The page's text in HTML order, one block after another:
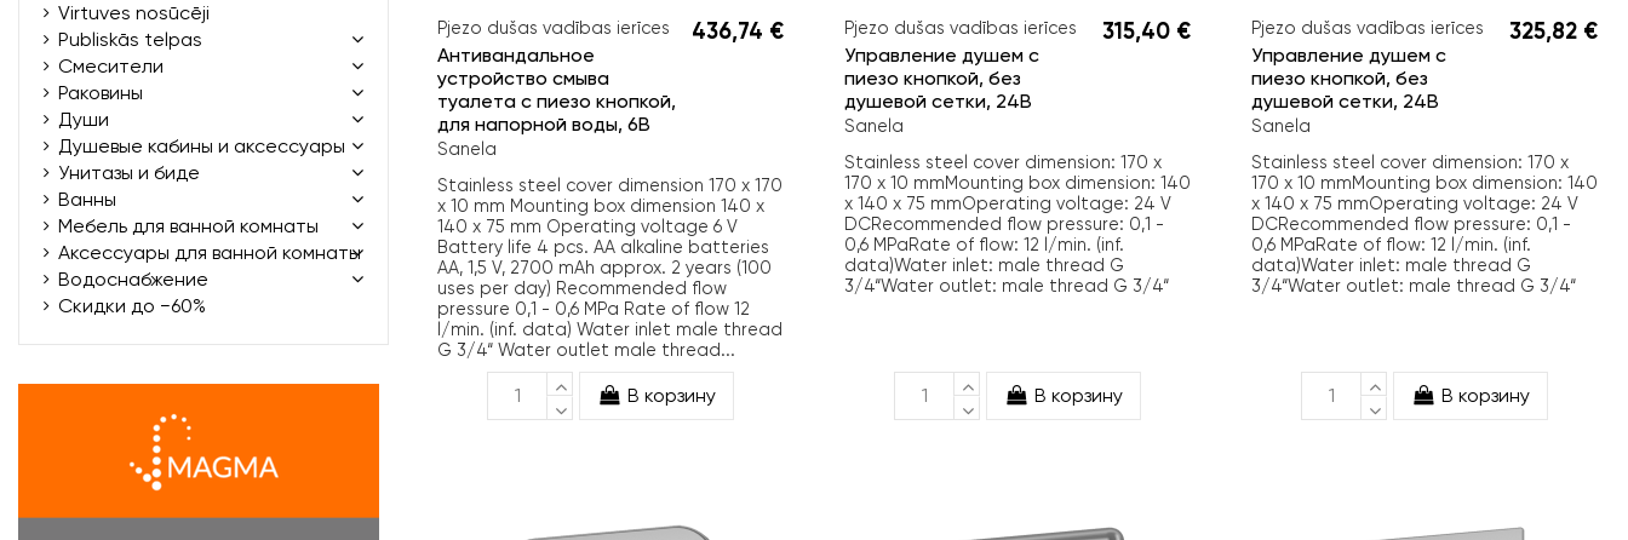
Pjezo dušas vadības ierīces
Антивандальное
устройство смыва
туалета с пиезо кнопкой,
для напорной воды, 6B
Sanela
436,74 €
Stainless steel cover dimension 170 x 170
x 10 mm Mounting box dimension 140 x
140 x 75 mm Operating voltage 6 V
Battery life 4 pcs. AA alkaline batteries
AA, 1,5 V, 2700 mAh approx. 2 years (100
uses per day) Recommended flow
pressure 0,1 - 0,6 MPa Rate of flow 12
l/min. (inf. data) Water inlet male thread
G 3/4“ Water outlet male thread...
В корзину
Pjezo dušas vadības ierīces
Управление душем с
пиезо кнопкой, без
душевой сетки, 24В
Sanela
315,40 €
Stainless steel cover dimension: 170 x
170 x 10 mmMounting box dimension: 140
x 140 x 75 mmOperating voltage: 24 V
DCRecommended flow pressure: 0,1 -
0,6 MPaRate of flow: 12 l/min. (inf.
data)Water inlet: male thread G
3/4“Water outlet: male thread G 3/4“
В корзину
Pjezo dušas vadības ierīces
Управление душем с
пиезо кнопкой, без
душевой сетки, 24В
Sanela
325,82 €
Stainless steel cover dimension: 170 x
170 x 10 mmMounting box dimension: 140
x 140 x 75 mmOperating voltage: 24 V
DCRecommended flow pressure: 0,1 -
0,6 MPaRate of flow: 12 l/min. (inf.
data)Water inlet: male thread G
3/4“Water outlet: male thread G 3/4“
В корзину
Virtuves nosūcēji
Publiskās telpas
Смесители
Раковины
Души
Душевые кабины и аксессуары
Унитазы и биде
Ванны
Мебель для ванной комнаты
Аксессуары для ванной комнаты
Водоснабжение
Скидки до −60%